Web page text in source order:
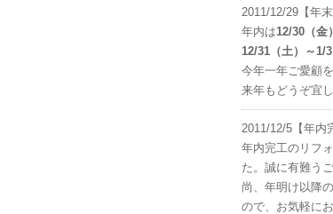
2011/12/29【年
年内は12/30（金）
12/31（土）～1/3
今年一年ご愛顧
来年もどうぞ宜
2011/12/5【年内
年内完工のリフ
た。誠に有難う
尚、年明け以降
ので、お気軽に